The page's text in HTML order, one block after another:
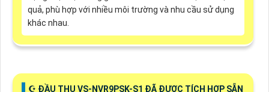
quả, phù hợp với nhiều môi trường và nhu cầu sử dụng
khác nhau.
☪ ĐẦU THU VS-NVR9PSK-S1 ĐÃ ĐƯỢC TÍCH HỢP SẴN